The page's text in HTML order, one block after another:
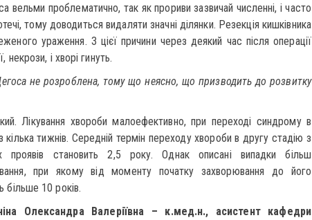
вельми проблематично, так як прориви зазвичай численні, і часто
тому доводиться видаляти значні ділянки. Резекція кишківника
ураження. З цієї причини через деякий час після операції
некрози, і хворі гинуть.
не розроблена, тому що неясно, що призводить до розвитку
Лікування хвороби малоефективно, при переході синдрому в
кілька тижнів. Середній термін переходу хвороби в другу стадію з
становить 2,5 року. Однак описані випадки більш
при якому від моменту початку захворювання до його
більше 10 років.
Олександра Валеріївна – к.мед.н., асистент кафедри